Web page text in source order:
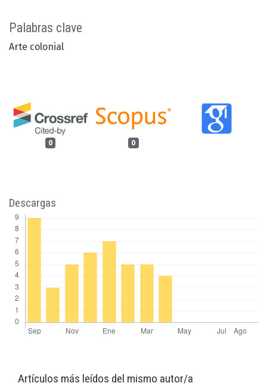
Palabras clave
Arte colonial
0 0
Descargas
Artículos más leídos del mismo autor/a